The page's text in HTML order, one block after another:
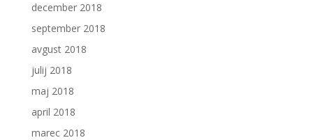
december 2018
september 2018
avgust 2018
julij 2018
maj 2018
april 2018
marec 2018